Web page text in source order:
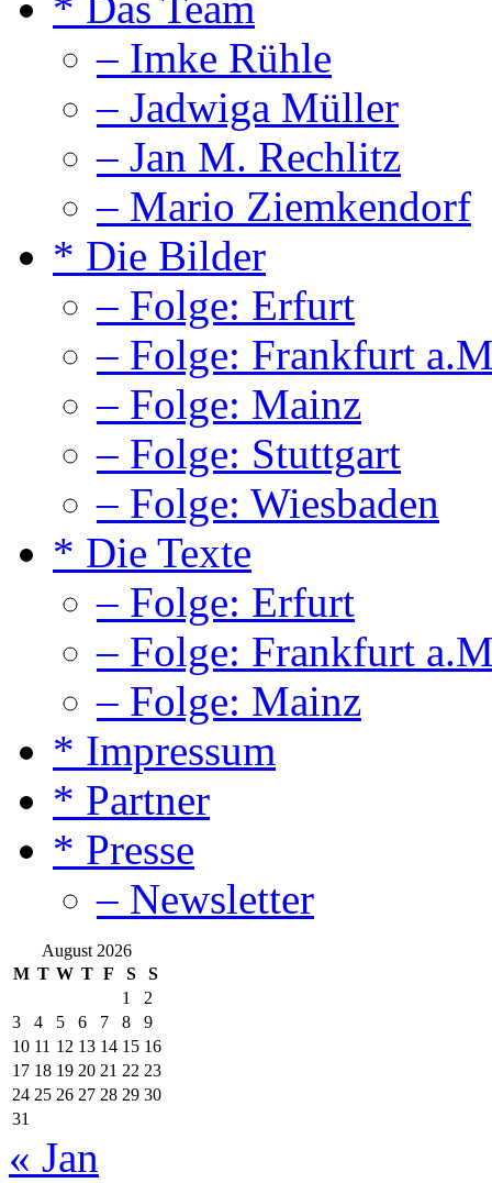
– Imke Rühle
– Jadwiga Müller
– Jan M. Rechlitz
– Mario Ziemkendorf
* Die Bilder
– Folge: Erfurt
– Folge: Frankfurt
– Folge: Mainz
– Folge: Stuttgart
– Folge: Wiesbaden
* Die Texte
– Folge: Erfurt
– Folge: Frankfurt
– Folge: Mainz
* Impressum
* Partner
* Presse
– Newsletter
August 2026
M T W T F S
S
1
2
3
4 5 6 7 8
9
10 11 12 13 14 15 16
17 18 19 20 21 22 23
24 25 26 27 28 29 30
31
« Jan